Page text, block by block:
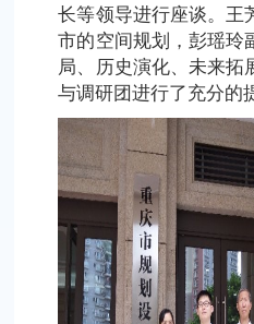
长等领导进行座谈。王
市的空间规划，彭瑶玲
局、历史演化、未来拓
与调研团进行了充分的